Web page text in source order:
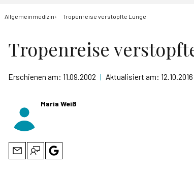
Allgemeinmedizin Tropenreise verstopfte Lunge
Tropenreise
Erschienen am: 11.09.2002 | Aktualisiert am: 12.10.2016
Maria Weiß